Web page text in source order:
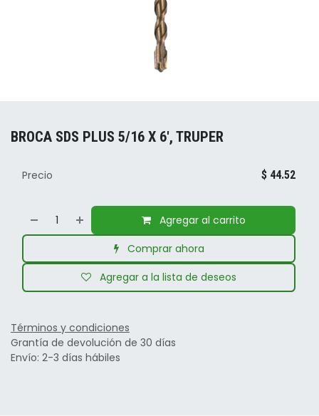
BROCA SDS PLUS 5/16 X 6', TRUPER
Agregar al carrito
Comprar ahora
Agregar a la lista de deseos
Precio $ 44.52
Términos y condiciones
Grantía de devolución de 30 días
Envío: 2-3 días hábiles